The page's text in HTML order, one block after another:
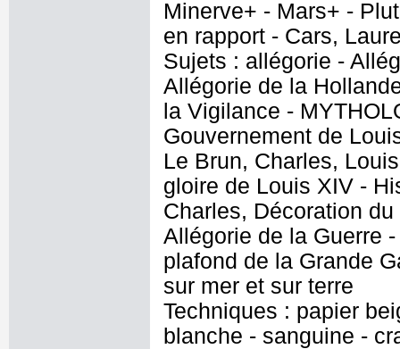
Minerve+ - Mars+ -
en rapport - Cars,
Sujets : allégorie -
Allégorie de la
la Vigilance -
Gouvernement de
Le Brun, Charles,
gloire de Louis XIV -
Charles, Décoration
Allégorie de la Guerre
plafond de la Grande
sur mer et sur terre
Techniques : papier
blanche - sanguine -